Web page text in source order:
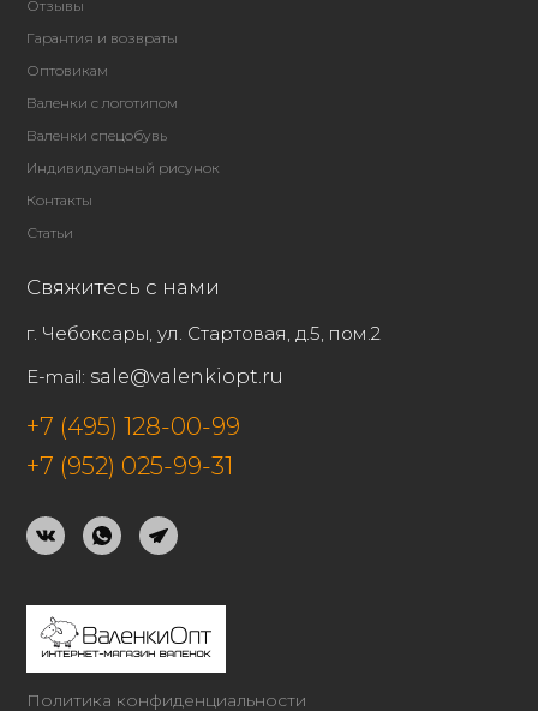
Политика конфиденциальности
Отзывы
Гарантия и возвраты
Оптовикам
Валенки с логотипом
Валенки спецобувь
Индивидуальный рисунок
Контакты
Статьи
Свяжитесь с нами
г. Чебоксары, ул. Стартовая, д.5, пом.2
E-mail: sale@valenkiopt.ru
+7 (495) 128-00-99
+7 (952) 025-99-31